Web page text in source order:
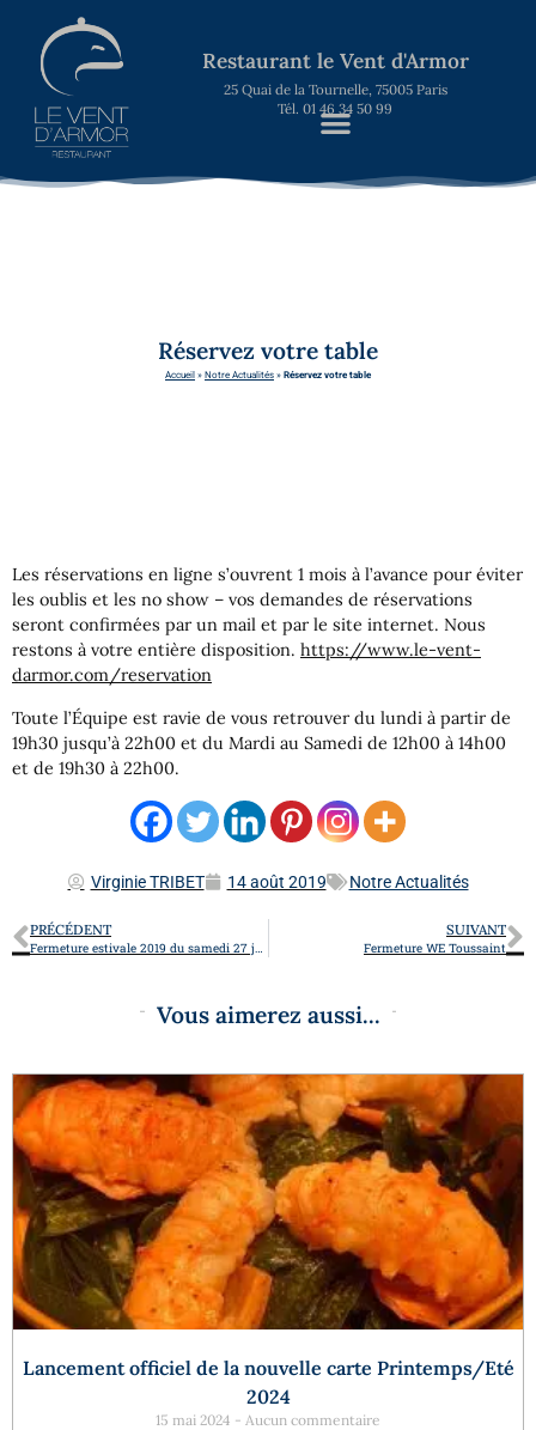
Restaurant le Vent d'Armor
25 Quai de la Tournelle, 75005 Paris
Tél. 01 46 34 50 99
Réservez votre table
Accueil » Notre Actualités » Réservez votre table
Les réservations en ligne s’ouvrent 1 mois à l’avance pour éviter
les oublis et les no show – vos demandes de réservations
seront confirmées par un mail et par le site internet. Nous
restons à votre entière disposition. https://www.le-vent-
darmor.com/reservation
Toute l’Équipe est ravie de vous retrouver du lundi à partir de
19h30 jusqu’à 22h00 et du Mardi au Samedi de 12h00 à 14h00
et de 19h30 à 22h00.
Virginie TRIBET 14 août 2019 Notre Actualités
PRÉCÉDENT
Fermeture estivale 2019 du samedi 27 juillet au lundi 20 août 2019 inclus
SUIVANT
Fermeture WE Toussaint
Vous aimerez aussi...
Lancement officiel de la nouvelle carte Printemps/Eté
2024
15 mai 2024 Aucun commentaire